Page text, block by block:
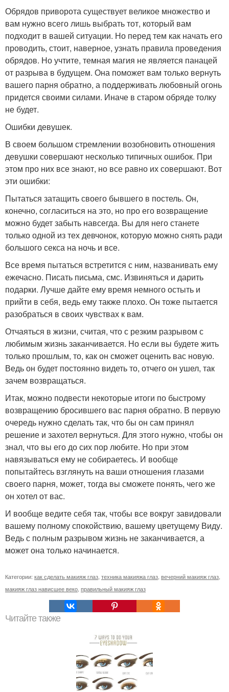
Обрядов приворота существует великое множество и
вам нужно всего лишь выбрать тот, который вам
подходит в вашей ситуации. Но перед тем как начать его
проводить, стоит, наверное, узнать правила проведения
обрядов. Но учтите, темная магия не является панацей
от разрыва в будущем. Она поможет вам только вернуть
вашего парня обратно, а поддерживать любовный огонь
придется своими силами. Иначе в старом обряде толку
не будет.
Ошибки девушек.
В своем большом стремлении возобновить отношения
девушки совершают несколько типичных ошибок. При
этом про них все знают, но все равно их совершают. Вот
эти ошибки:
Пытаться затащить своего бывшего в постель. Он,
конечно, согласиться на это, но про его возвращение
можно будет забыть навсегда. Вы для него станете
только одной из тех девчонок, которую можно снять ради
большого секса на ночь и все.
Все время пытаться встретится с ним, названивать ему
ежечасно. Писать письма, смс. Извиняться и дарить
подарки. Лучше дайте ему время немного остыть и
прийти в себя, ведь ему также плохо. Он тоже пытается
разобраться в своих чувствах к вам.
Отчаяться в жизни, считая, что с резким разрывом с
любимым жизнь заканчивается. Но если вы будете жить
только прошлым, то, как он сможет оценить вас новую.
Ведь он будет постоянно видеть то, отчего он ушел, так
зачем возвращаться.
Итак, можно подвести некоторые итоги по быстрому
возвращению бросившего вас парня обратно. В первую
очередь нужно сделать так, что бы он сам принял
решение и захотел вернуться. Для этого нужно, чтобы он
знал, что вы его до сих пор любите. Но при этом
навязываться ему не собираетесь. И вообще
попытайтесь взглянуть на ваши отношения глазами
своего парня, может, тогда вы сможете понять, чего же
он хотел от вас.
И вообще ведите себя так, чтобы все вокруг завидовали
вашему полному спокойствию, вашему цветущему Виду.
Ведь с полным разрывом жизнь не заканчивается, а
может она только начинается.
Категории: как сделать макияж глаз техника макияжа глаз вечерний макияж глаз
макияж глаз нависшее веко правильный макияж глаз
Читайте также